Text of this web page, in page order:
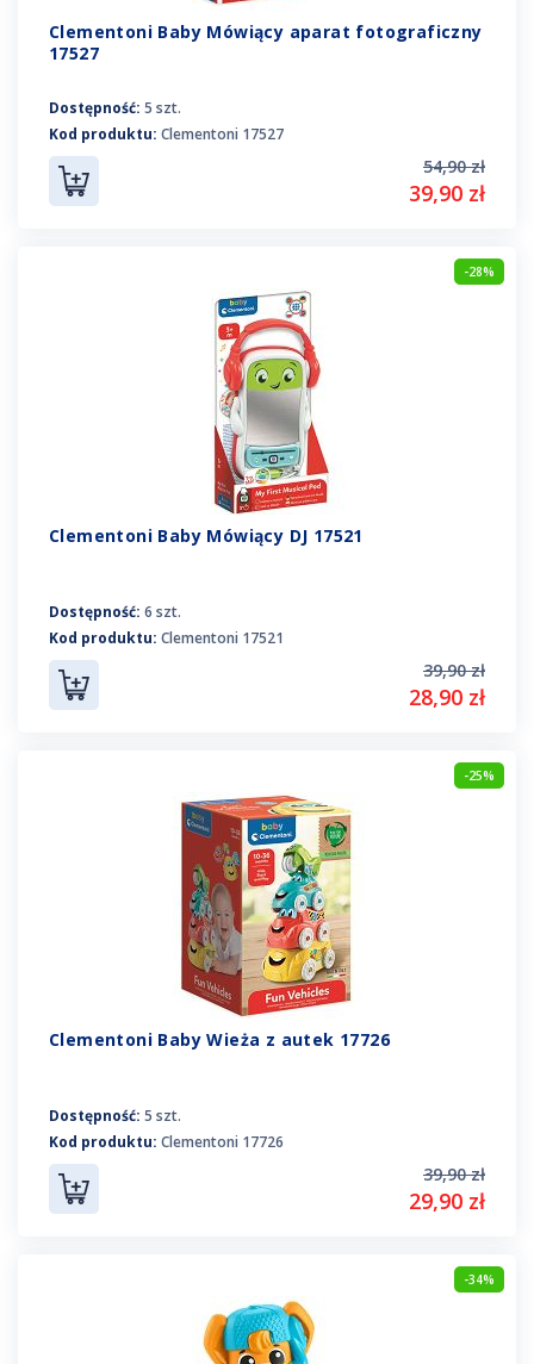
Clementoni Baby Mówiący aparat fotograficzny
17527
Dostępność: 5 szt.
Kod produktu: Clementoni 17527
54,90 zł
39,90 zł
-28%
Clementoni Baby Mówiący DJ 17521
Dostępność: 6 szt.
Kod produktu: Clementoni 17521
39,90 zł
28,90 zł
-25%
Clementoni Baby Wieża z autek 17726
Dostępność: 5 szt.
Kod produktu: Clementoni 17726
39,90 zł
29,90 zł
-34%